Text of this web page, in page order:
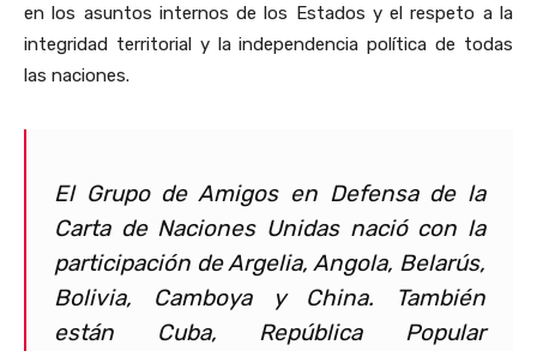
en los asuntos internos de los Estados y el respeto a la
integridad territorial y la independencia política de todas
las naciones.
El Grupo de Amigos en Defensa de la
Carta de Naciones Unidas nació con la
participación de Argelia, Angola, Belarús,
Bolivia, Camboya y China. También
están Cuba, República Popular